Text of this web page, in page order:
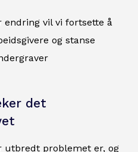
endring vil vi fortsette å
og stanse
det
utbredt problemet er, og